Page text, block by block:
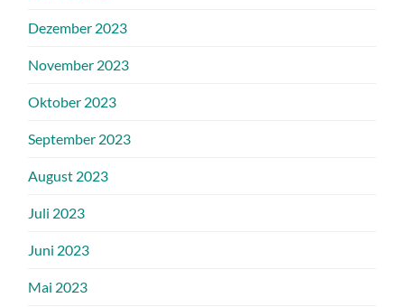
Dezember 2023
November 2023
Oktober 2023
September 2023
August 2023
Juli 2023
Juni 2023
Mai 2023